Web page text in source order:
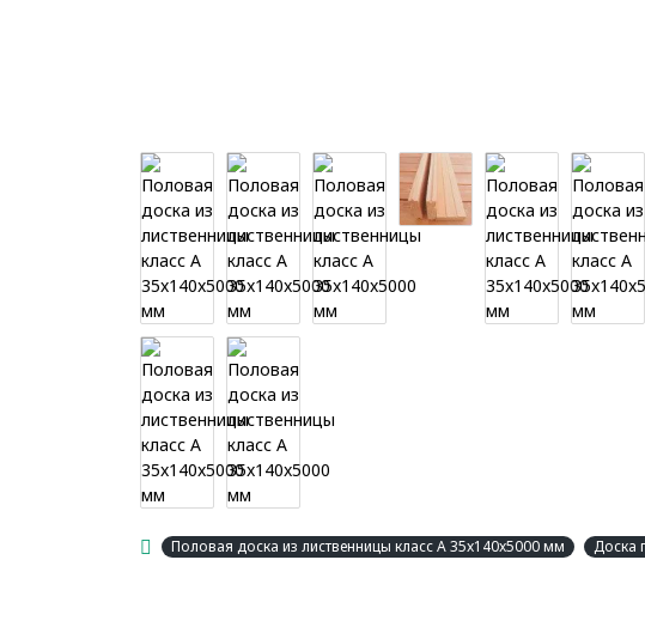
Половая доска из лиственницы класс А 35x140x5000 мм Доска